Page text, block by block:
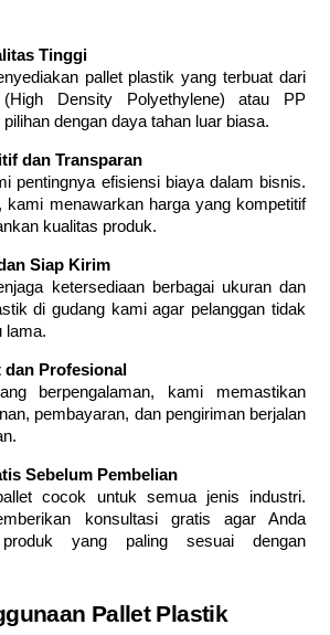
Tinggi
pallet plastik yang terbuat dari
Density Polyethylene) atau PP
dengan daya tahan luar biasa.
dan Transparan
pentingnya efisiensi biaya dalam bisnis.
kami menawarkan harga yang kompetitif
kualitas produk.
Siap Kirim
ketersediaan berbagai ukuran dan
di gudang kami agar pelanggan tidak
lama.
dan Profesional
berpengalaman, kami memastikan
pembayaran, dan pengiriman berjalan
Sebelum Pembelian
cocok untuk semua jenis industri.
konsultasi gratis agar Anda
produk yang paling sesuai dengan
Pallet Plastik